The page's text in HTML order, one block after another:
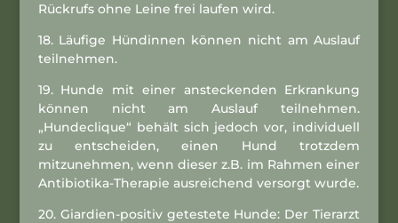
Rückrufs ohne Leine frei laufen wird.
18. Läufige Hündinnen können nicht am Auslauf
teilnehmen.
19. Hunde mit einer ansteckenden Erkrankung
können nicht am Auslauf teilnehmen.
„Hundeclique“ behält sich jedoch vor, individuell
zu entscheiden, einen Hund trotzdem
mitzunehmen, wenn dieser z.B. im Rahmen einer
Antibiotika-Therapie ausreichend versorgt wurde.
20. Giardien-positiv getestete Hunde: Der Tierarzt